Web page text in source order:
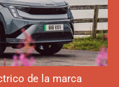
de la marca